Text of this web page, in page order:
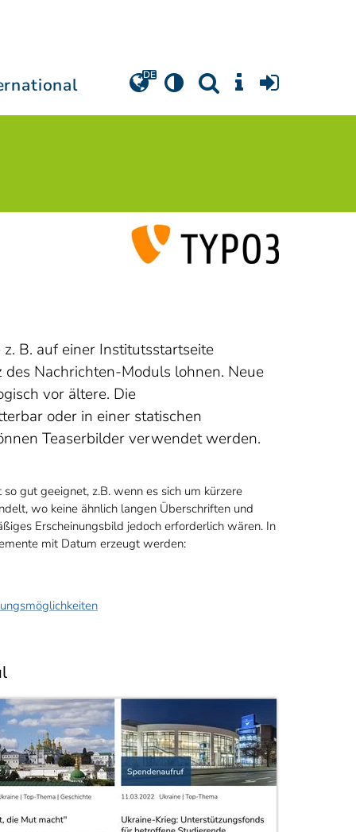
B. auf einer Institutsstartseite
Nachrichten-Moduls lohnen. Neue
vor ältere. Die
oder in einer statischen
Teaserbilder verwendet werden.
gut geeignet, z.B. wenn es sich um kürzere
wo keine ähnlich langen Überschriften und
Erscheinungsbild jedoch erforderlich wären. In
mit Datum erzeugt werden: